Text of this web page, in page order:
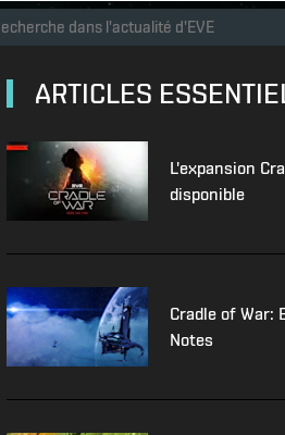
ARTICLES
L'expansion
disponible
Cradle of War:
Notes